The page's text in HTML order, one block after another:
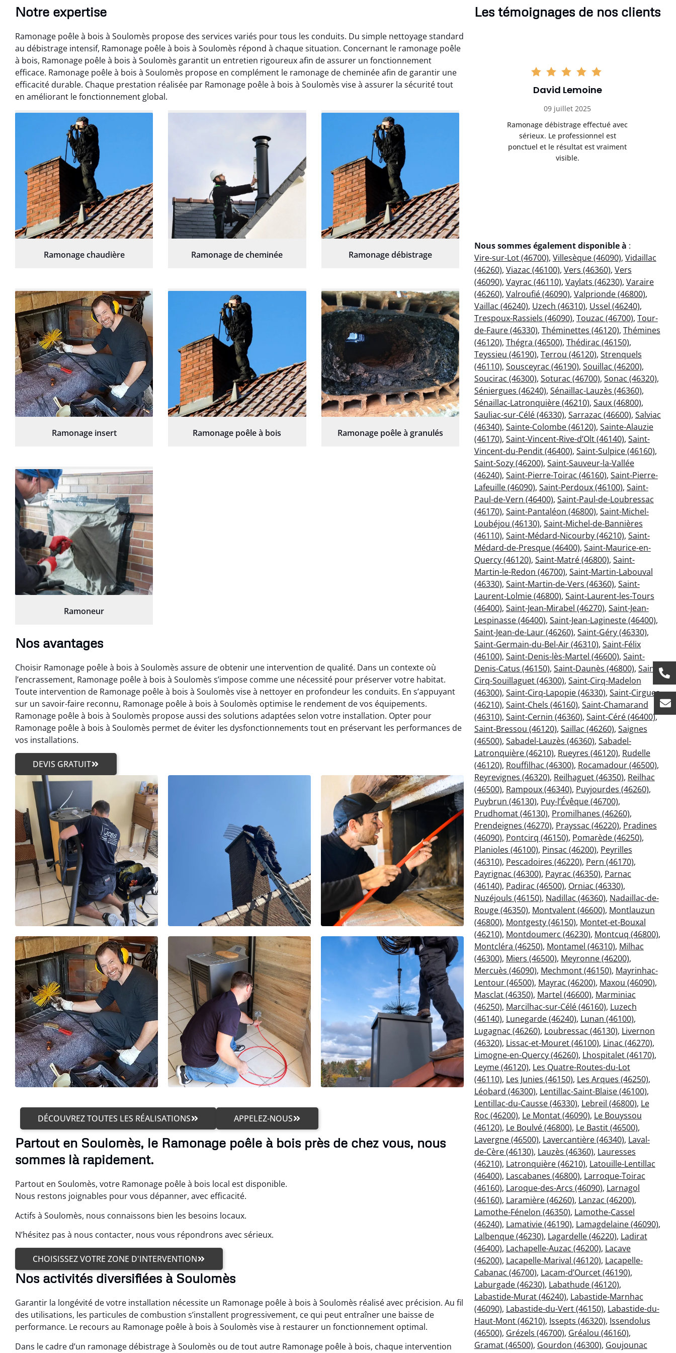
Notre expertise
Ramonage poêle à bois à Soulomès propose des services variés pour tous les conduits. Du simple nettoyage standard
au débistrage intensif, Ramonage poêle à bois à Soulomès répond à chaque situation. Concernant le ramonage poêle
à bois, Ramonage poêle à bois à Soulomès garantit un entretien rigoureux afin de assurer un fonctionnement
efficace. Ramonage poêle à bois à Soulomès propose en complément le ramonage de cheminée afin de garantir une
efficacité durable. Chaque prestation réalisée par Ramonage poêle à bois à Soulomès vise à assurer la sécurité tout
en améliorant le fonctionnement global.
Ramonage chaudière Ramonage de cheminée Ramonage débistrage
Ramonage insert Ramonage poêle à bois Ramonage poêle à granulés
Ramoneur
Nos avantages
Choisir Ramonage poêle à bois à Soulomès assure de obtenir une intervention de qualité. Dans un contexte où
l’encrassement, Ramonage poêle à bois à Soulomès s’impose comme une nécessité pour préserver votre habitat.
Toute intervention de Ramonage poêle à bois à Soulomès vise à nettoyer en profondeur les conduits. En s’appuyant
sur un savoir-faire reconnu, Ramonage poêle à bois à Soulomès optimise le rendement de vos équipements.
Ramonage poêle à bois à Soulomès propose aussi des solutions adaptées selon votre installation. Opter pour
Ramonage poêle à bois à Soulomès permet de éviter les dysfonctionnements tout en préservant les performances de
vos installations.
DEVIS GRATUIT
DÉCOUVREZ TOUTES LES RÉALISATIONS APPELEZ-NOUS
Partout en Soulomès, le Ramonage poêle à bois près de chez vous, nous
sommes là rapidement.
Partout en Soulomès, votre Ramonage poêle à bois local est disponible.
Nous restons joignables pour vous dépanner, avec efficacité.
Actifs à Soulomès, nous connaissons bien les besoins locaux.
N’hésitez pas à nous contacter, nous vous répondrons avec sérieux.
CHOISISSEZ VOTRE ZONE D'INTERVENTION
Nos activités diversifiées à Soulomès
Garantir la longévité de votre installation nécessite un Ramonage poêle à bois à Soulomès réalisé avec précision. Au fil
des utilisations, les particules de combustion s’installent progressivement, ce qui peut entraîner une baisse de
performance. Le recours au Ramonage poêle à bois à Soulomès vise à restaurer un fonctionnement optimal.
Dans le cadre d’un ramonage débistrage à Soulomès ou de tout autre Ramonage poêle à bois, chaque intervention
Les témoignages de nos clients
Benoît Lavigne
les règles. Travail efficace, propre et
sans mauvaise surprise. Je
Anthony Caron
Très bon service de ramonage
débistrage. Le conduit était très
encrassé et tout a été nettoyé
parfaitement. Travail soigné.
David Lemoine
09 juillet 2025
Ramonage débistrage effectué avec
sérieux. Le professionnel est
ponctuel et le résultat est vraiment
visible.
Nous sommes également disponible à :
Vire-sur-Lot (46700), Villesèque (46090), Vidaillac
(46260), Viazac (46100), Vers (46360), Vers
(46090), Vayrac (46110), Vaylats (46230), Varaire
(46260), Valroufié (46090), Valprionde (46800),
Vaillac (46240), Uzech (46310), Ussel (46240),
Trespoux-Rassiels (46090), Touzac (46700), Tour-
de-Faure (46330), Théminettes (46120), Thémines
(46120), Thégra (46500), Thédirac (46150),
Teyssieu (46190), Terrou (46120), Strenquels
(46110), Sousceyrac (46190), Souillac (46200),
Soucirac (46300), Soturac (46700), Sonac (46320),
Séniergues (46240), Sénaillac-Lauzès (46360),
Sénaillac-Latronquière (46210), Saux (46800),
Sauliac-sur-Célé (46330), Sarrazac (46600), Salviac
(46340), Sainte-Colombe (46120), Sainte-Alauzie
(46170), Saint-Vincent-Rive-d’Olt (46140), Saint-
Vincent-du-Pendit (46400), Saint-Sulpice (46160),
Saint-Sozy (46200), Saint-Sauveur-la-Vallée
(46240), Saint-Pierre-Toirac (46160), Saint-Pierre-
Lafeuille (46090), Saint-Perdoux (46100), Saint-
Paul-de-Vern (46400), Saint-Paul-de-Loubressac
(46170), Saint-Pantaléon (46800), Saint-Michel-
Loubéjou (46130), Saint-Michel-de-Bannières
(46110), Saint-Médard-Nicourby (46210), Saint-
Médard-de-Presque (46400), Saint-Maurice-en-
Quercy (46120), Saint-Matré (46800), Saint-
Martin-le-Redon (46700), Saint-Martin-Labouval
(46330), Saint-Martin-de-Vers (46360), Saint-
Laurent-Lolmie (46800), Saint-Laurent-les-Tours
(46400), Saint-Jean-Mirabel (46270), Saint-Jean-
Lespinasse (46400), Saint-Jean-Lagineste (46400),
Saint-Jean-de-Laur (46260), Saint-Géry (46330),
Saint-Germain-du-Bel-Air (46310), Saint-Félix
(46100), Saint-Denis-lès-Martel (46600), Saint-
Denis-Catus (46150), Saint-Daunès (46800), Saint-
Cirq-Souillaguet (46300), Saint-Cirq-Madelon
(46300), Saint-Cirq-Lapopie (46330), Saint-Cirgues
(46210), Saint-Chels (46160), Saint-Chamarand
(46310), Saint-Cernin (46360), Saint-Céré (46400),
Saint-Bressou (46120), Saillac (46260), Saignes
(46500), Sabadel-Lauzès (46360), Sabadel-
Latronquière (46210), Rueyres (46120), Rudelle
(46120), Rouffilhac (46300), Rocamadour (46500),
Reyrevignes (46320), Reilhaguet (46350), Reilhac
(46500), Rampoux (46340), Puyjourdes (46260),
Puybrun (46130), Puy-l’Évêque (46700),
Prudhomat (46130), Promilhanes (46260),
Prendeignes (46270), Prayssac (46220), Pradines
(46090), Pontcirq (46150), Pomarède (46250),
Planioles (46100), Pinsac (46200), Peyrilles
(46310), Pescadoires (46220), Pern (46170),
Payrignac (46300), Payrac (46350), Parnac
(46140), Padirac (46500), Orniac (46330),
Nuzéjouls (46150), Nadillac (46360), Nadaillac-de-
Rouge (46350), Montvalent (46600), Montlauzun
(46800), Montgesty (46150), Montet-et-Bouxal
(46210), Montdoumerc (46230), Montcuq (46800),
Montcléra (46250), Montamel (46310), Milhac
(46300), Miers (46500), Meyronne (46200),
Mercuès (46090), Mechmont (46150), Mayrinhac-
Lentour (46500), Mayrac (46200), Maxou (46090),
Masclat (46350), Martel (46600), Marminiac
(46250), Marcilhac-sur-Célé (46160), Luzech
(46140), Lunegarde (46240), Lunan (46100),
Lugagnac (46260), Loubressac (46130), Livernon
(46320), Lissac-et-Mouret (46100), Linac (46270),
Limogne-en-Quercy (46260), Lhospitalet (46170),
Leyme (46120), Les Quatre-Routes-du-Lot
(46110), Les Junies (46150), Les Arques (46250),
Léobard (46300), Lentillac-Saint-Blaise (46100),
Lentillac-du-Causse (46330), Lebreil (46800), Le
Roc (46200), Le Montat (46090), Le Bouyssou
(46120), Le Boulvé (46800), Le Bastit (46500),
Lavergne (46500), Lavercantière (46340), Laval-
de-Cère (46130), Lauzès (46360), Lauresses
(46210), Latronquière (46210), Latouille-Lentillac
(46400), Lascabanes (46800), Larroque-Toirac
(46160), Laroque-des-Arcs (46090), Larnagol
(46160), Laramière (46260), Lanzac (46200),
Lamothe-Fénelon (46350), Lamothe-Cassel
(46240), Lamativie (46190), Lamagdelaine (46090),
Lalbenque (46230), Lagardelle (46220), Ladirat
(46400), Lachapelle-Auzac (46200), Lacave
(46200), Lacapelle-Marival (46120), Lacapelle-
Cabanac (46700), Lacam-d’Ourcet (46190),
Laburgade (46230), Labathude (46120),
Labastide-Murat (46240), Labastide-Marnhac
(46090), Labastide-du-Vert (46150), Labastide-du-
Haut-Mont (46210), Issepts (46320), Issendolus
(46500), Grézels (46700), Gréalou (46160),
Gramat (46500), Gourdon (46300), Goujounac